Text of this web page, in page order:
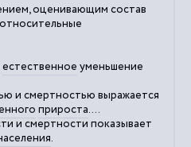
оценивающим состав
естественное уменьшение
и смертностью выражается
прироста....
и смертности показывает
.